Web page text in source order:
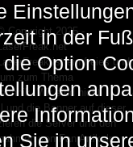
Copyright 2025 -
ist ein freies und
zum Thema
Wir sind nicht
und die Banner auf dieser
die Server und den
von Fan Artikeln
in der
Option
Sie in